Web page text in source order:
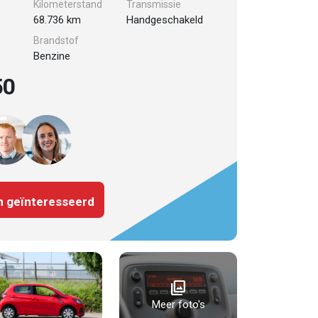
Kilometerstand
68.736 km
Transmissie
Handgeschakeld
Brandstof
Benzine
geïnteresseerd
photo_library
Meer foto's